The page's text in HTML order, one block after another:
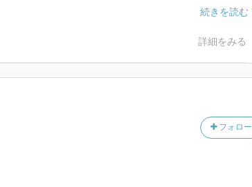
きた。松方財政は明治史に残る功績だ。保守系政治家と
られてよい。しかしだからといって、不換紙幣が定着
だ今日の日本においても、松方財政が金科玉条になる
としてはもう終わり？という物足りなさが残った。典
野に転じて民権を唱えた大隈。脇役も含めて人間性ま
詳細をみる
フォロー